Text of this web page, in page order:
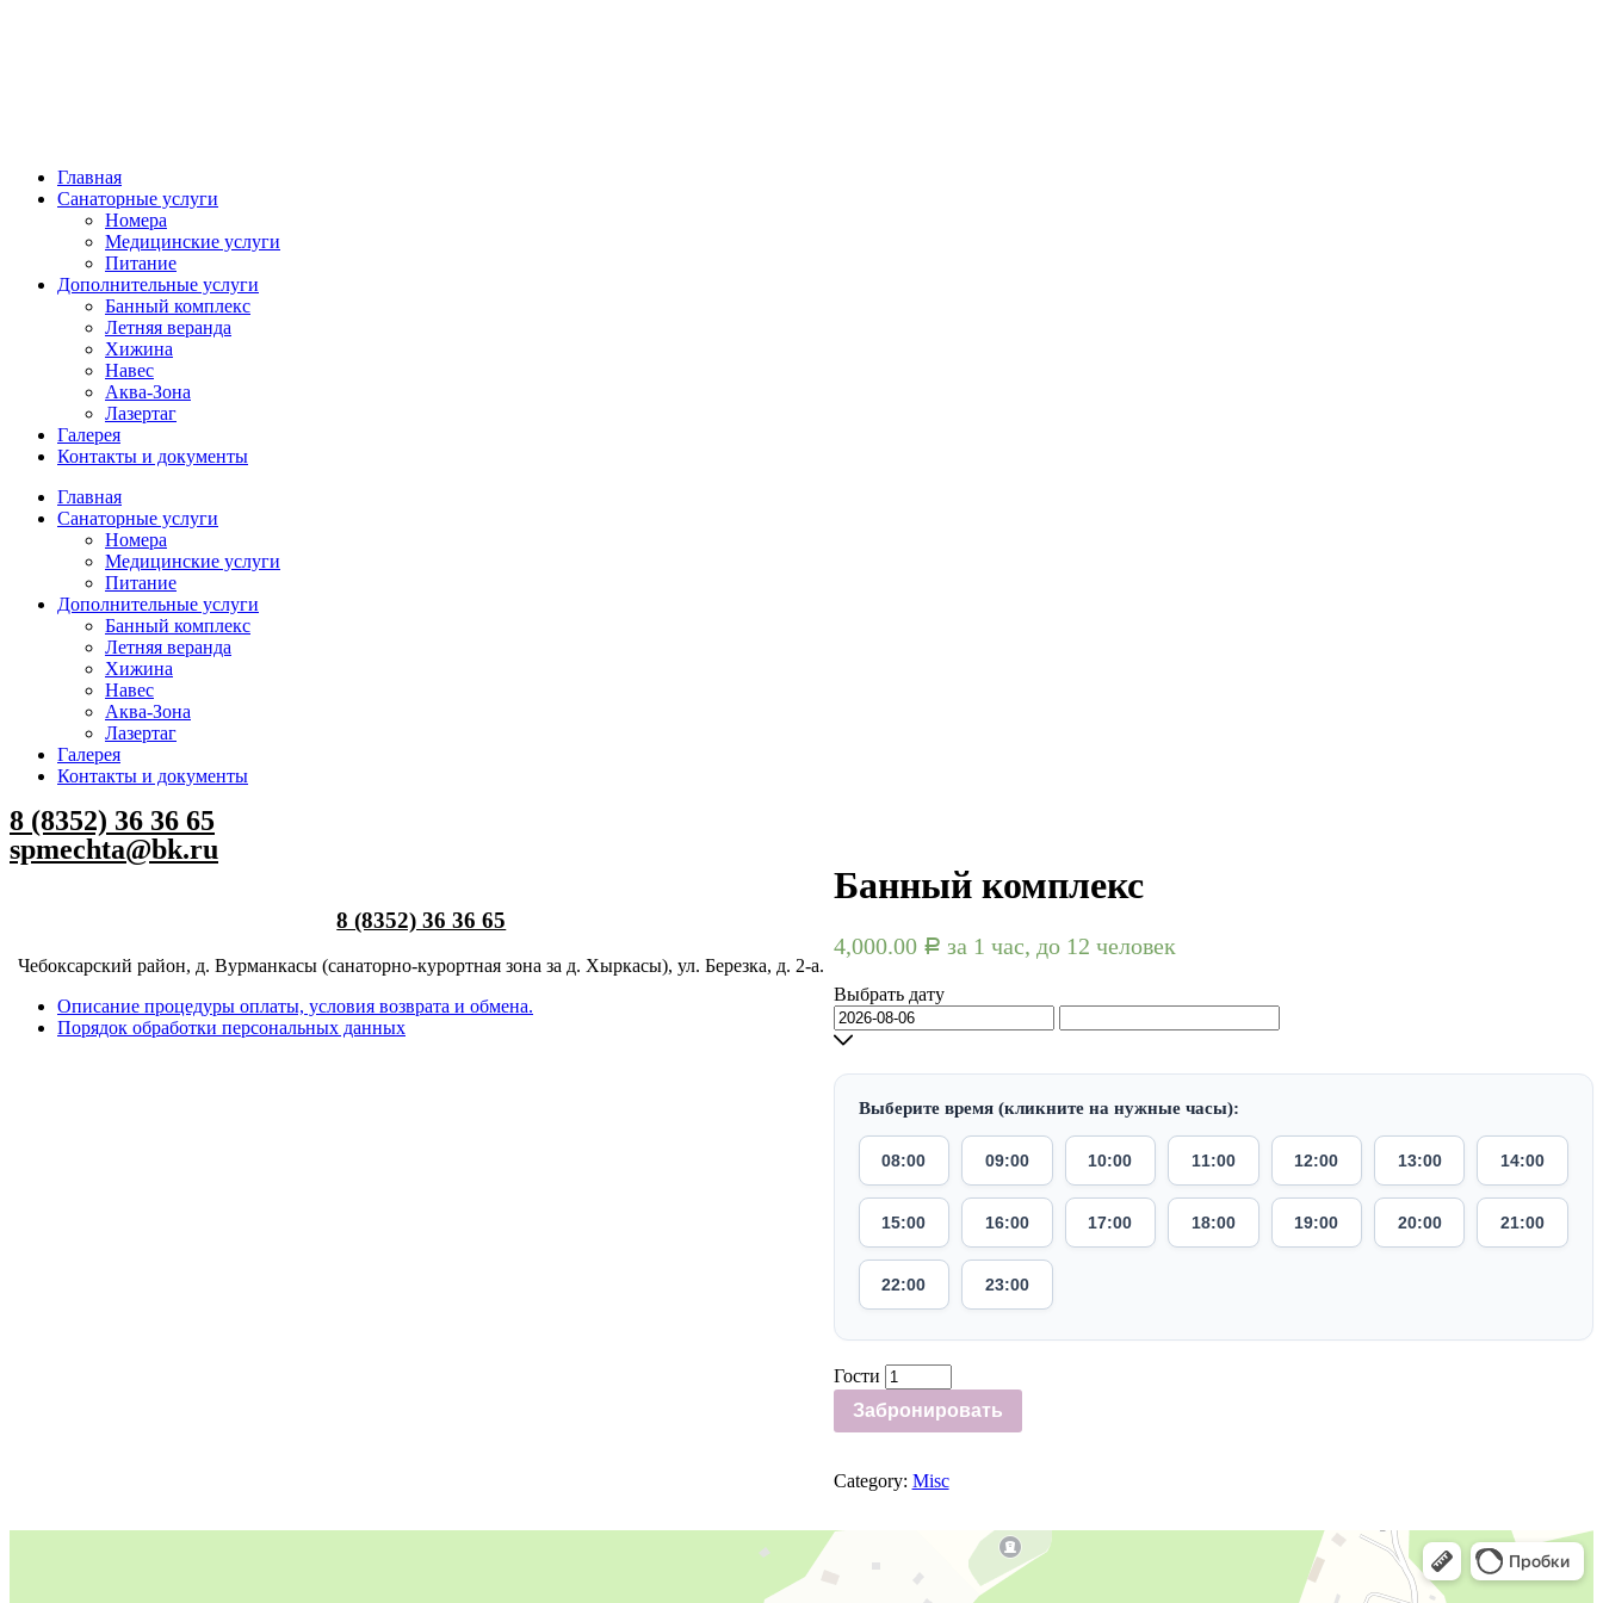
Главная
Санаторные услуги
Номера
Медицинские услуги
Питание
Дополнительные услуги
Банный комплекс
Летняя веранда
Хижина
Навес
Аква-Зона
Лазертаг
Галерея
Контакты и документы
Главная
Санаторные услуги
Номера
Медицинские услуги
Питание
Дополнительные услуги
Банный комплекс
Летняя веранда
Хижина
Навес
Аква-Зона
Лазертаг
Галерея
Контакты и документы
8 (8352) 36 36 65
spmechta@bk.ru
Банный комплекс
4,000.00 Р за 1 час, до 12 человек
Выбрать дату
Выберите время (кликните на нужные часы):
08:00 09:00 10:00 11:00 12:00 13:00 14:00
15:00 16:00 17:00 18:00 19:00 20:00 21:00
22:00 23:00
Гости
Забронировать
Category: Misc
8 (8352) 36 36 65
Чебоксарский район, д. Вурманкасы (санаторно-курортная зона за д. Хыркасы), ул. Березка, д. 2-а.
Описание процедуры оплаты, условия возврата и обмена.
Порядок обработки персональных данных